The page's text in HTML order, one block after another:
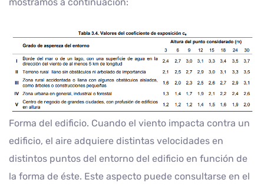
Forma del edificio. Cuando el viento impacta contra un
edificio, el aire adquiere distintas velocidades en
distintos puntos del entorno del edificio en función de
la forma de éste. Este aspecto puede consultarse en el